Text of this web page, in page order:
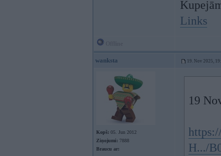
Links
wanksta 19. Nov 2025,
Kopš: 05. Jun 2012
Ziņojumi: 7888
Braucu ar:
19
H.../